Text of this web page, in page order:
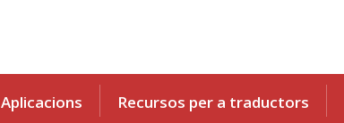
Aplicacions Recursos per a traductors